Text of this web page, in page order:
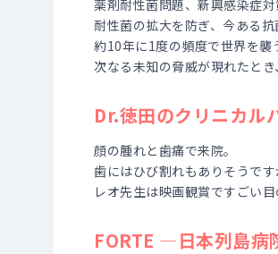
薬剤耐性菌問題、新興感染症
耐性菌の拡大を防ぎ、今ある
約10年に1度の頻度で世界を襲
次なる未知の脅威が現れたと
Dr.徳田のクリニカル
顔の腫れと歯痛で来院。
歯にはひび割れもありそうで
レオ先生は映画観賞ですごい
FORTE ―日本列島